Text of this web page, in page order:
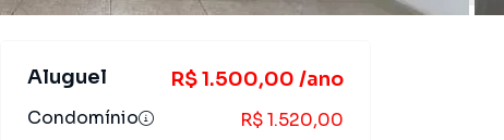
Aluguel R$ 1.500,00 /ano
Condomínio
R$ 1.520,00